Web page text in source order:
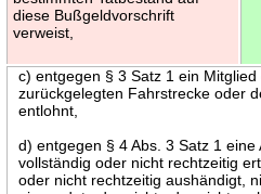
diese Bußgeldvorschrift
verweist,
c) entgegen § 3 Satz 1 ein
zurückgelegten Fahrstrecke oder
entlohnt,
d) entgegen § 4 Abs. 3 Satz 1
vollständig oder nicht rechtzeitig
oder nicht rechtzeitig aushändigt,